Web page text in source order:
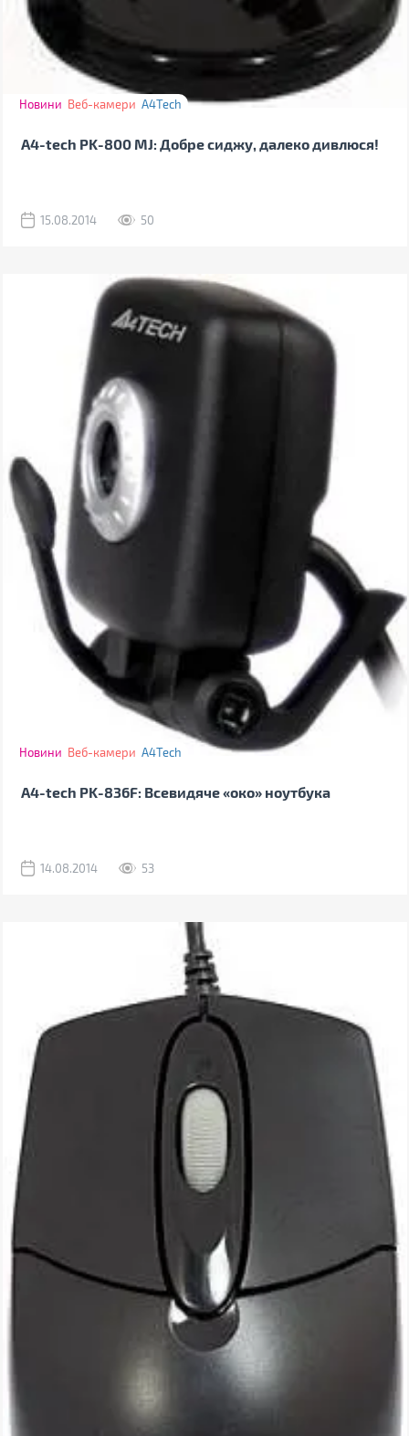
Новини Веб-камери A4Tech
A4-tech PK-800 MJ: Добре сиджу, далеко дивлюся!
15.08.2014 50
Новини Веб-камери A4Tech
A4-tech PK-836F: Всевидяче «око» ноутбука
14.08.2014 53